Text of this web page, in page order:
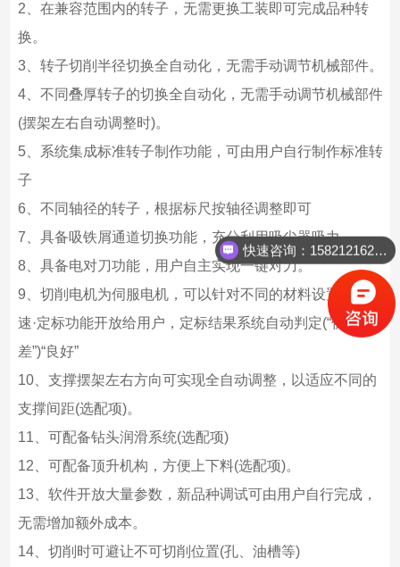
2、在兼容范围内的转子，无需更换工装即可完成品种转
换。
3、转子切削半径切换全自动化，无需手动调节机械部件。
4、不同叠厚转子的切换全自动化，无需手动调节机械部件
(摆架左右自动调整时)。
5、系统集成标准转子制作功能，可由用户自行制作标准转
子
6、不同轴径的转子，根据标尺按轴径调整即可
7、具备吸铁屑通道切换功能，充分利用吸尘器吸力。
8、具备电对刀功能，用户自主实现一键对刀。
9、切削电机为伺服电机，可以针对不同的材料设置切削转
速·定标功能开放给用户，定标结果系统自动判定(“优秀“较
差”)“良好”
10、支撑摆架左右方向可实现全自动调整，以适应不同的
支撑间距(选配项)。
11、可配备钻头润滑系统(选配项)
12、可配备顶升机构，方便上下料(选配项)。
13、软件开放大量参数，新品种调试可由用户自行完成，
无需增加额外成本。
14、切削时可避让不可切削位置(孔、油槽等)
快速咨询：15821216242